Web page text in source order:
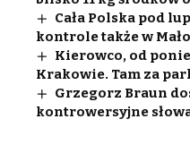
Cała Polska pod
kontrole także w
Kierowco, od
Krakowie. Tam za
Grzegorz Braun
kontrowersyjne